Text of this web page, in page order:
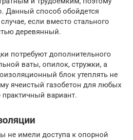
Данный способ обойдется
если вместо стального
деревянный.
потребуют дополнительного
ваты, опилок, стружки, а
блок утеплять не
ячеистый газобетон для любых
вариант.
не имели доступа к опорной